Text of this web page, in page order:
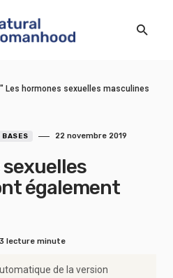
" Les hormones sexuelles masculines
BASES 22 novembre 2019
sexuelles
également
3 lecture minute
de la version